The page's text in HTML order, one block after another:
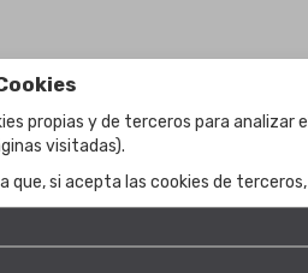
Subastas
Subasta en curso
anteriores
La
propias y de terceros para analizar
visitadas).
que, si acepta las cookies de